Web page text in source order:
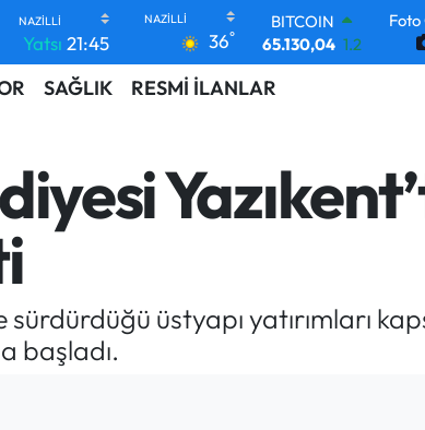
Yatsı 21:45 36°
DOLAR
47,7106 0.17
EURO
55,1652
6618.49 2.12
BİST100
SAĞLIK RESMİ İLANLAR
üstyapı yatırımları
başladı.